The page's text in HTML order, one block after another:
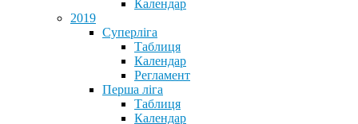
Календар
2019
Суперліга
Таблиця
Календар
Регламент
Перша ліга
Таблиця
Календар